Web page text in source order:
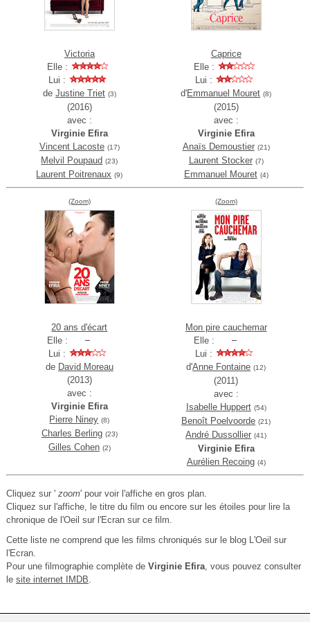
Victoria
Elle :
Lui :
de Justine Triet (3)
(2016)
avec :
Virginie Efira
Vincent Lacoste (17)
Melvil Poupaud (23)
Laurent Poitrenaux (9)
Caprice
Elle :
Lui :
d'Emmanuel Mouret (8)
(2015)
avec :
Virginie Efira
Anaïs Demoustier (21)
Laurent Stocker (7)
Emmanuel Mouret (4)
(Zoom)
20 ans d'écart
Elle :
Lui :
de David Moreau
(2013)
avec :
Virginie Efira
Pierre Niney (8)
Charles Berling (23)
Gilles Cohen (2)
(Zoom)
Mon pire cauchemar
Elle :
Lui :
d'Anne Fontaine (12)
(2011)
avec :
Isabelle Huppert (54)
Benoît Poelvoorde (21)
André Dussollier (41)
Virginie Efira
Aurélien Recoing (4)
Cliquez sur ' zoom' pour voir l'affiche en gros plan.
Cliquez sur l'affiche, le titre du film ou encore sur les étoiles pour lire la
chronique de l'Oeil sur l'Ecran sur ce film.
Cette liste ne comprend que les films chroniqués sur le blog L'Oeil sur
l'Ecran.
Pour une filmographie complète de Virginie Efira, vous pouvez consulter
le site internet IMDB.